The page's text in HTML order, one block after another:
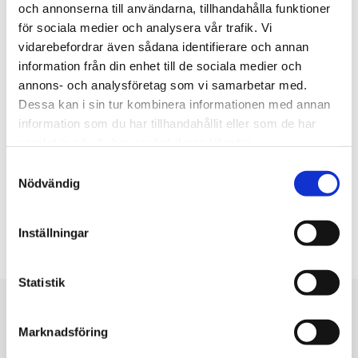
och annonserna till användarna, tillhandahålla funktioner
för sociala medier och analysera vår trafik. Vi
vidarebefordrar även sådana identifierare och annan
information från din enhet till de sociala medier och
annons- och analysföretag som vi samarbetar med.
Dessa kan i sin tur kombinera informationen med annan
information som du har tillhandahållit eller som de har
Nödvändig
Inställningar
Statistik
Marknadsföring
underlättar vi dina maskintransport.
Verksamhetsorter
Arvika, Karlstad, Karlskoga, Kristinehamn,
Filipstad, Sunne, Torsby, Hagfors, Forshaga,
Sysslebäck, Säffle, Grums, Västra Ämtervik,
Eda, Kil, Deje, Storfors, Ekshärad, Likenäs,
Munkfors, Stöllet, Charlottenberg, Årjäng,